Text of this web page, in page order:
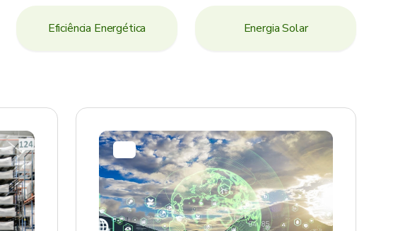
Eficiência Energética Energia Solar